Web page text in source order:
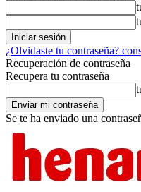
¿Olvidaste tu contraseña?
Recuperación de contraseña
Recupera tu contraseña
Se te ha enviado una